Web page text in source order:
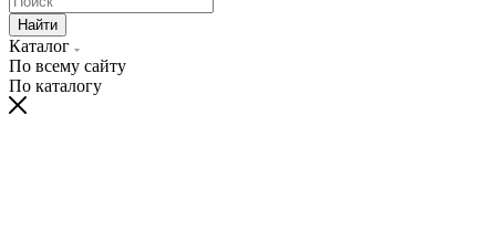
Найти
Каталог
По всему сайту
По каталогу